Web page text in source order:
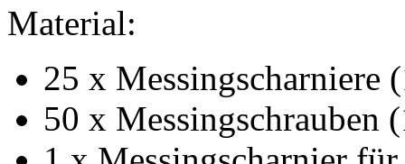
Material:
25 x Messingscharniere
50 x Messingschrauben